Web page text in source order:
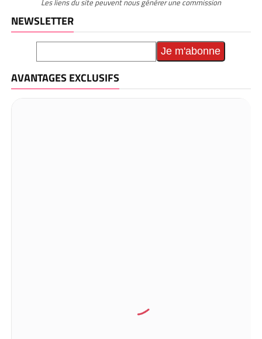
Les liens du site peuvent nous générer une commission
NEWSLETTER
AVANTAGES EXCLUSIFS